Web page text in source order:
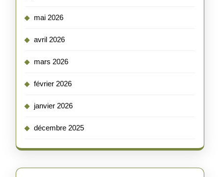
mai 2026
avril 2026
mars 2026
février 2026
janvier 2026
décembre 2025